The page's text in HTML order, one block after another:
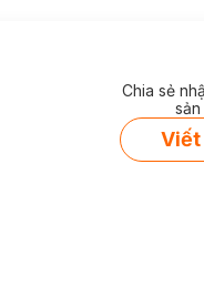
Chia sẻ
Viết